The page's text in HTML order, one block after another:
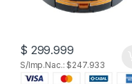
$ 299.999
S/Imp.Nac.: $247.933